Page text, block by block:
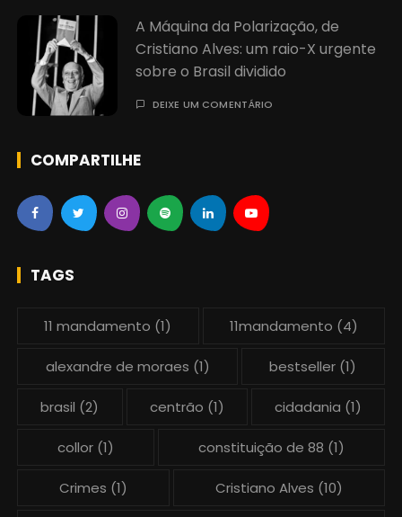
A Máquina da Polarização, de
Cristiano Alves: um raio-X urgente
sobre o Brasil dividido
DEIXE UM COMENTÁRIO
COMPARTILHE
TAGS
11 mandamento (1) 11mandamento (4)
alexandre de moraes (1) bestseller (1)
brasil (2) centrão (1) cidadania (1)
collor (1) constituição de 88 (1)
Crimes (1) Cristiano Alves (10)